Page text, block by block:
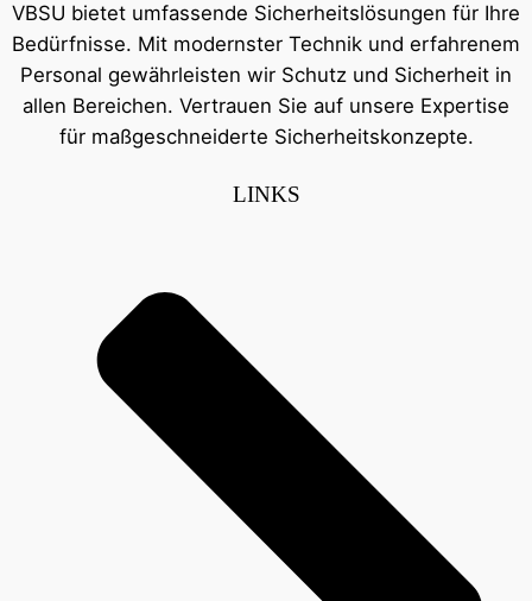
VBSU bietet umfassende Sicherheitslösungen für Ihre
Bedürfnisse. Mit modernster Technik und erfahrenem
Personal gewährleisten wir Schutz und Sicherheit in
allen Bereichen. Vertrauen Sie auf unsere Expertise
für maßgeschneiderte Sicherheitskonzepte.
LINKS